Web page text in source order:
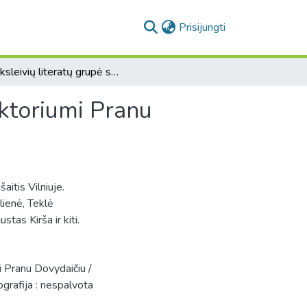
Prisijungti
Moksleivių literatų grupė su laikraščio "Viltis" redaktoriumi Pranu Dovydaičiu / [fot.] Jurašaitis
Pranu
Vilniuje.
Teklė
Kirša ir kiti.
Dovydaičiu /
: nespalvota